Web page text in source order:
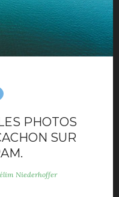
PHOTOS
SUR
Niederhoffer